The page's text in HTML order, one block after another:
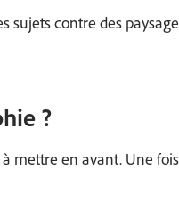
contre des
?
mettre en avant. Une